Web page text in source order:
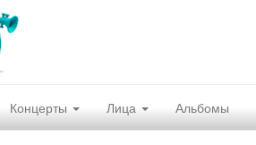
Концерты Лица Альбомы